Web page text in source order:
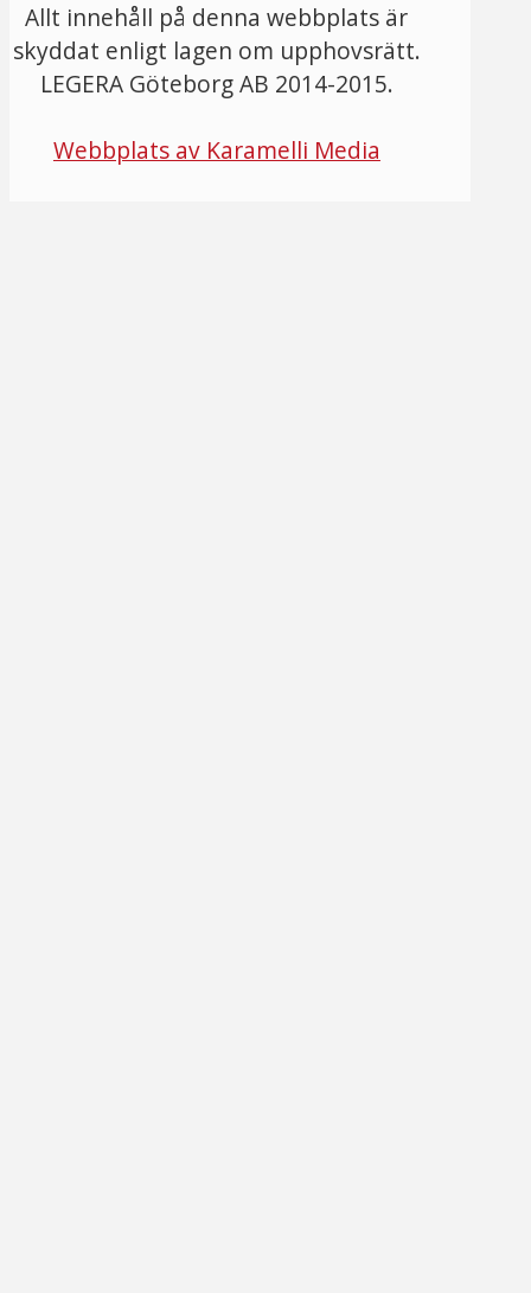
Allt innehåll på denna webbplats är
skyddat enligt lagen om upphovsrätt.
LEGERA Göteborg AB 2014-2015.
Webbplats av Karamelli Media